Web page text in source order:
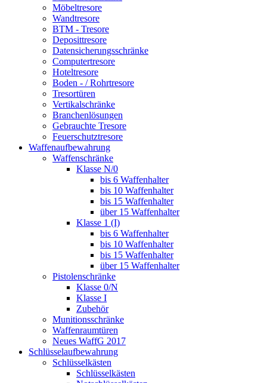
Möbeltresore
Wandtresore
BTM - Tresore
Deposittresore
Datensicherungsschränke
Computertresore
Hoteltresore
Boden - / Rohrtresore
Tresortüren
Vertikalschränke
Branchenlösungen
Gebrauchte Tresore
Feuerschutztresore
Waffenaufbewahrung
Waffenschränke
Klasse N/0
bis 6 Waffenhalter
bis 10 Waffenhalter
bis 15 Waffenhalter
über 15 Waffenhalter
Klasse 1 (I)
bis 6 Waffenhalter
bis 10 Waffenhalter
bis 15 Waffenhalter
über 15 Waffenhalter
Pistolenschränke
Klasse 0/N
Klasse I
Zubehör
Munitionsschränke
Waffenraumtüren
Neues WaffG 2017
Schlüsselaufbewahrung
Schlüsselkästen
Schlüsselkästen